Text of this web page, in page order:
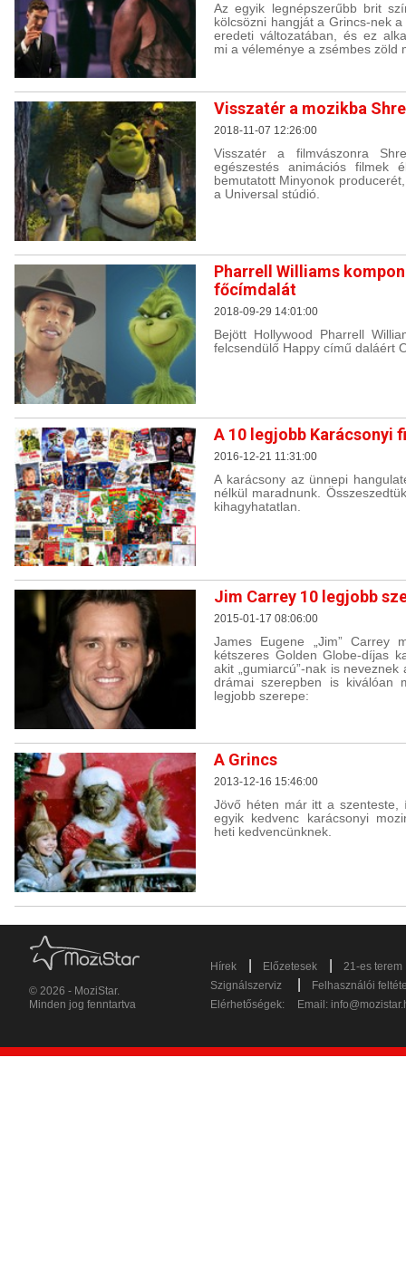
Az egyik legnépszerűbb brit
kölcsözni hangját a Grincs-nek
eredeti változatában, és ez
mi a véleménye a zsémbes zöld
Visszatér a mozikba
2018-11-07 12:26:00
Visszatér a filmvászonra
egészestés animációs filmek
bemutatott Minyonok
a Universal stúdió.
Pharrell Williams
főcímdalát
2018-09-29 14:01:00
Bejött Hollywood Pharrell
felcsendülő Happy című daláért
A 10 legjobb Karácsonyi
2016-12-21 11:31:00
A karácsony az ünnepi
nélkül maradnunk.
kihagyhatatlan.
Jim Carrey 10 legjobb
2015-01-17 08:06:00
James Eugene „Jim” Carrey
kétszeres Golden Globe-díjas
akit „gumiarcú”-nak is
drámai szerepben is
legjobb szerepe:
A Grincs
2013-12-16 15:46:00
Jövő héten már itt a szenteste,
egyik kedvenc karácsonyi
heti kedvencünknek.
© 2026 - MoziStar.
Minden jog fenntartva
Hírek Előzetesek
21-es terem
Szignálszerviz
Felhasználói
Elérhetőségek:
Email: